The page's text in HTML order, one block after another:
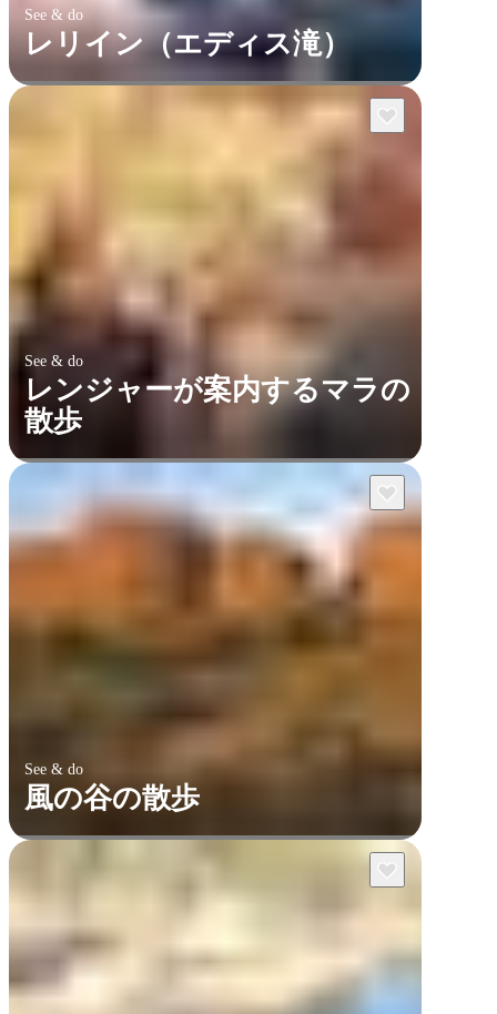
See & do
レリイン（エディス滝）
See & do
レンジャーが案内するマラの
散歩
See & do
風の谷の散歩